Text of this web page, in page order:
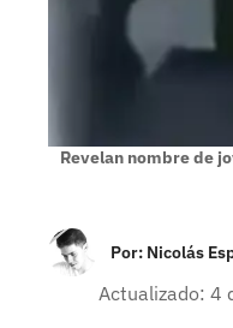
Revelan nombre de
Por: Nicolás
Actualizado: 4